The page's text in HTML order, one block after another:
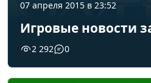
07 апреля 2015 в 23:52
Игровые новости
2 292 0